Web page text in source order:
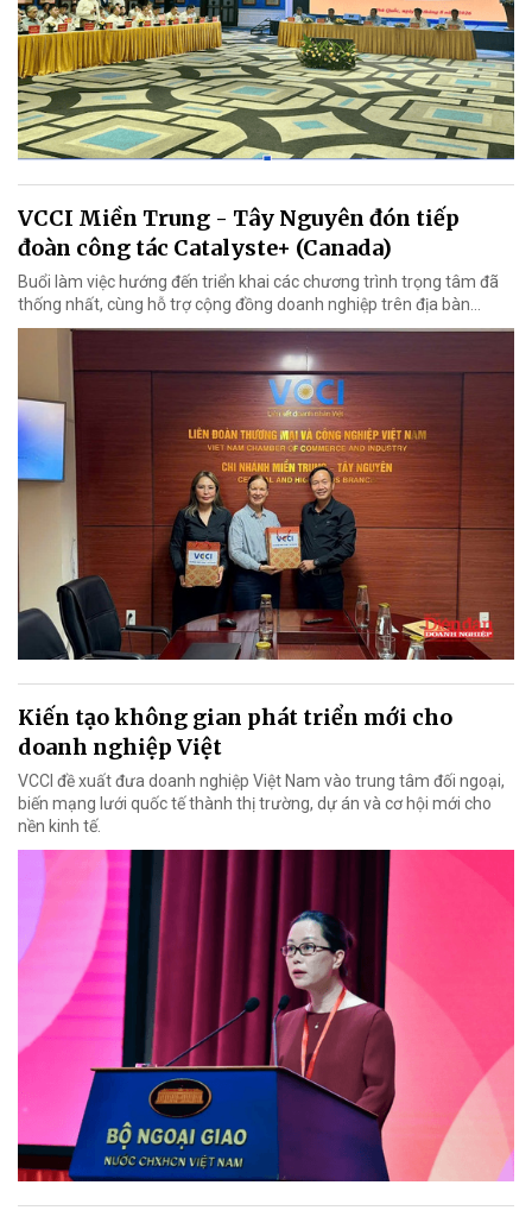
VCCI Miền Trung - Tây Nguyên đón tiếp
đoàn công tác Catalyste+ (Canada)
Buổi làm việc hướng đến triển khai các chương trình trọng tâm đã
thống nhất, cùng hỗ trợ cộng đồng doanh nghiệp trên địa bàn...
Kiến tạo không gian phát triển mới cho
doanh nghiệp Việt
VCCI đề xuất đưa doanh nghiệp Việt Nam vào trung tâm đối ngoại,
biến mạng lưới quốc tế thành thị trường, dự án và cơ hội mới cho
nền kinh tế.